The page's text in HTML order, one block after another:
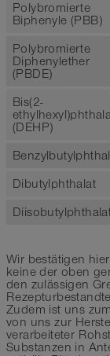
Polybromierte
Biphenyle (PBB)
Polybromierte
Diphenylether
(PBDE)
Bis(2-
(DEHP)
Dibutylphthalat
Wir bestätigen
keine der oben
den zulässigen
Zudem ist uns
von uns zur
verarbeiteter
Substanzen in